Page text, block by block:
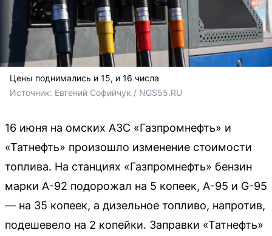
Цены поднимались и 15, и 16 числа
Источник: Евгений Софийчук / NGS55.RU
16 июня на омских АЗС «Газпромнефть» и
«Татнефть» произошло изменение стоимости
топлива. На станциях «Газпромнефть» бензин
марки А-92 подорожал на 5 копеек, А-95 и G-95
— на 35 копеек, а дизельное топливо, напротив,
подешевело на 2 копейки. Заправки «Татнефть»